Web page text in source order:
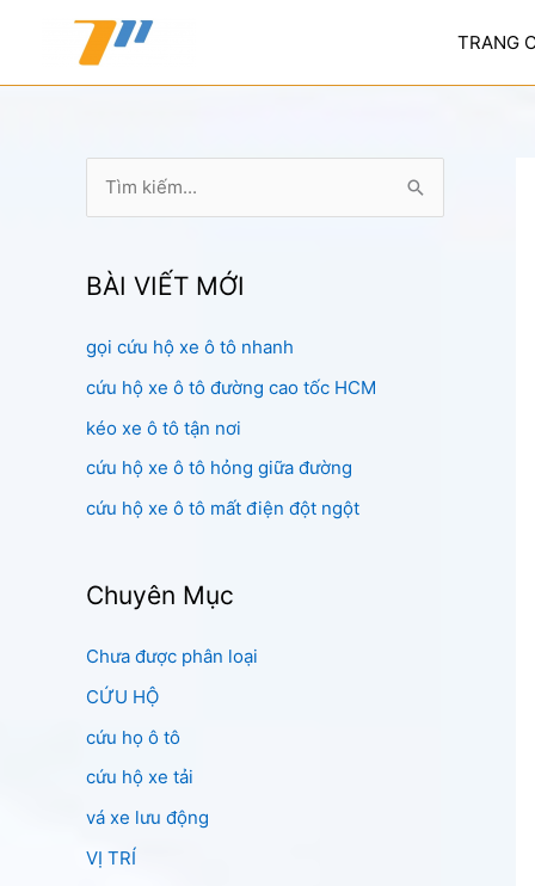
TRANG
k
ế
m
:
BÀI VIẾT MỚI
gọi cứu hộ xe ô tô nhanh
cứu hộ xe ô tô đường cao tốc HCM
kéo xe ô tô tận nơi
cứu hộ xe ô tô hỏng giữa đường
cứu hộ xe ô tô mất điện đột ngột
Chuyên Mục
Chưa được phân loại
CỨU HỘ
cứu họ ô tô
cứu hộ xe tải
vá xe lưu động
VỊ TRÍ